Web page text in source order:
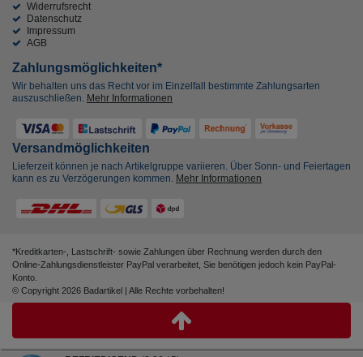
Widerrufsrecht
Datenschutz
Impressum
AGB
Zahlungsmöglichkeiten*
Wir behalten uns das Recht vor im Einzelfall bestimmte Zahlungsarten
auszuschließen. Mehr Informationen
Versandmöglichkeiten
Lieferzeit können je nach Artikelgruppe variieren. Über Sonn- und Feiertagen
kann es zu Verzögerungen kommen. Mehr Informationen
*Kreditkarten-, Lastschrift- sowie Zahlungen über Rechnung werden durch den
Online-Zahlungsdienstleister PayPal verarbeitet, Sie benötigen jedoch kein PayPal-
Konto.
© Copyright 2026 Badartikel | Alle Rechte vorbehalten!